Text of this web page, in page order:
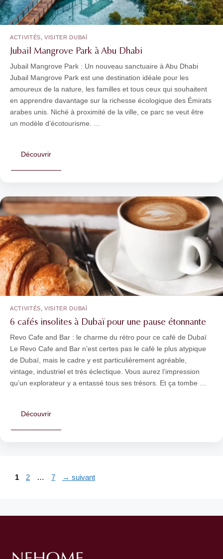
Jubail Mangrove Park à Abu Dhabi
Jubail Mangrove Park : Un nouveau sanctuaire à Abu Dhabi
Jubail Mangrove Park est une destination idéale pour les
amoureux de la nature, les familles et tous ceux qui souhaitent
en apprendre davantage sur la richesse écologique des Émirats
arabes unis. Niché à proximité de la ville, ce parc se veut être
un modèle d’écotourisme. …
Découvrir
ACTIVITÉS,VISITER DUBAÏ
6 cafés insolites à Dubaï pour une pause étonnante
Revo Cafe and Bar : le charme du rétro pour ce café de Dubaï
Le Revo Cafe and Bar n’est certes pas le café le plus atypique
de Dubaï, mais le cadre y est particulièrement agréable,
vintage, industriel et très éclectique. Vous aurez l’impression
qu’un explorateur y a entassé tous ses trésors. Et ça tombe …
Découvrir
ACTIVITÉS,VISITER DUBAÏ
Page
1 Page
2 … Page
7 → suivant